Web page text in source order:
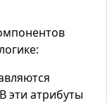
эти атрибуты